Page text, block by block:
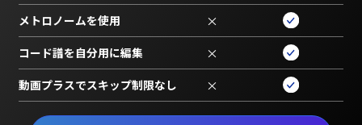
メトロノームを使用 ×
コード譜を自分用に編集 ×
動画プラスでスキップ制限なし ×